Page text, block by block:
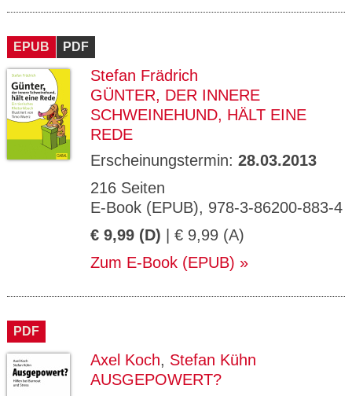
EPUB PDF
Stefan Frädrich
GÜNTER, DER INNERE
SCHWEINEHUND, HÄLT EINE
REDE
Erscheinungstermin: 28.03.2013
216 Seiten
E-Book (EPUB), 978-3-86200-883-4
€ 9,99 (D) | € 9,99 (A)
Zum E-Book (EPUB)
PDF
Axel Koch, Stefan Kühn
AUSGEPOWERT?